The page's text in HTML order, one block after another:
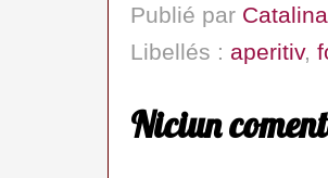
Publié par Catalina
Libellés : aperitiv,
Niciun